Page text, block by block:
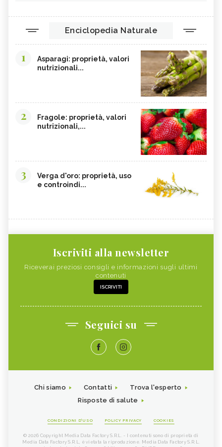
Enciclopedia Naturale
1
Asparagi: proprietà, valori
nutrizionali...
2
Fragole: proprietà, valori
nutrizionali,...
3
Verga d'oro: proprietà, uso
e controindi...
Iscriviti alla newsletter
Riceverai preziosi consigli e informazioni sugli ultimi
contenuti
ISCRIVITI
Seguici su
Chi siamo Contatti
Trova l'esperto
Risposte di salute
CONDIZIONI D'USO POLICY PRIVACY COOKIES
© 2026 Copyright Media Data Factory S.R.L. - I contenuti sono di proprietà di
Media Data Factory S.R.L, è vietata la riproduzione. Media Data Factory S.R.L.